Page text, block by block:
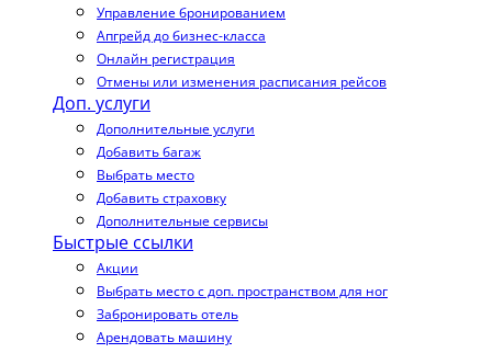
Управление бронированием
Апгрейд до бизнес-класса
Онлайн регистрация
Отмены или изменения расписания рейсов
Доп. услуги
Дополнительные услуги
Добавить багаж
Выбрать место
Добавить страховку
Дополнительные сервисы
Быстрые ссылки
Акции
Выбрать место с доп. пространством для ног
Забронировать отель
Арендовать машину